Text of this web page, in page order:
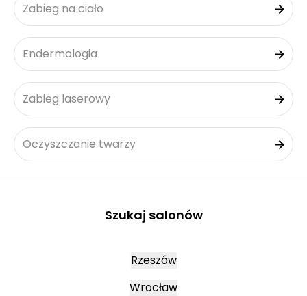
Zabieg na ciało
Endermologia
Zabieg laserowy
Oczyszczanie twarzy
Szukaj salonów
Rzeszów
Wrocław